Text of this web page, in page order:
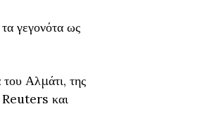
γεγονότα ως
Αλμάτι, της
Reuters και